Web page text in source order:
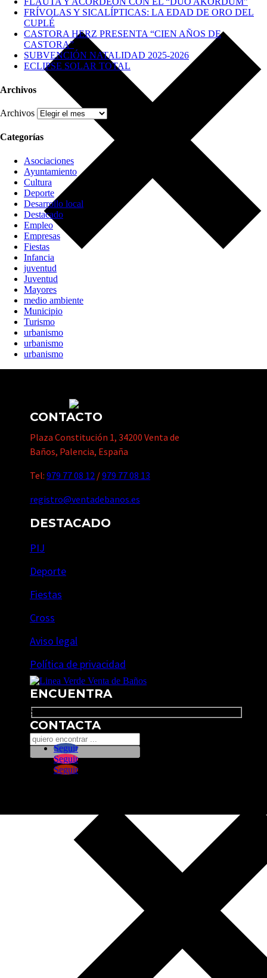
FRÍVOLAS Y SICALÍPTICAS: LA EDAD DE ORO DEL
CUPLÉ
CASTORA HERZ PRESENTA “CIEN AÑOS DE
CASTORA”
SUBVENCIÓN NATALIDAD 2025-2026
ECLIPSE SOLAR TOTAL
Archivos
Archivos
Categorías
Asociaciones
Ayuntamiento
Cultura
Deporte
Desarrollo local
Destacado
Empleo
Empresas
Fiestas
Infancia
juventud
Juventud
Mayores
medio ambiente
Municipio
Turismo
urbanismo
urbanismo
urbanismo
CONTACTO
Plaza Constitución 1, 34200 Venta de
Baños, Palencia, España
Tel: 979 77 08 12 /979 77 08 13
registro@ventadebanos.es
DESTACADO
PIJ
Deporte
Fiestas
Cross
Aviso legal
Política de privacidad
ENCUENTRA
Search
CONTACTA
Seguir
Seguir
Seguir